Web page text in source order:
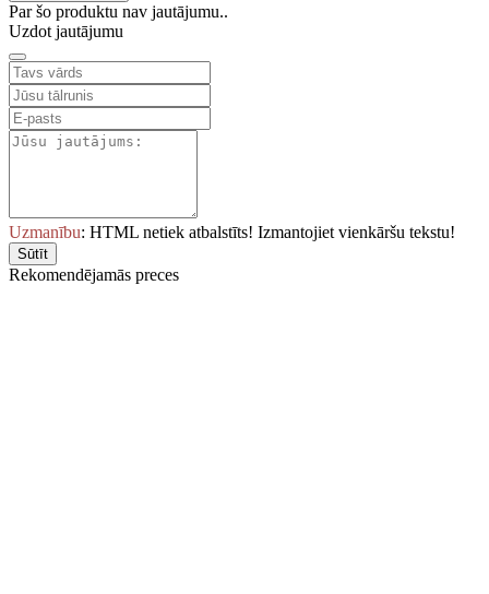
Par šo produktu nav jautājumu..
Uzdot jautājumu
Uzmanību: HTML netiek atbalstīts! Izmantojiet vienkāršu tekstu!
Sūtīt
Rekomendējamās preces